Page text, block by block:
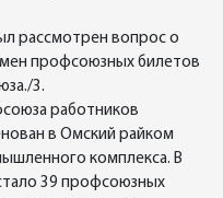
рассмотрен вопрос о
профсоюзных билетов
3.
работников
в Омский райком
комплекса. В
39 профсоюзных